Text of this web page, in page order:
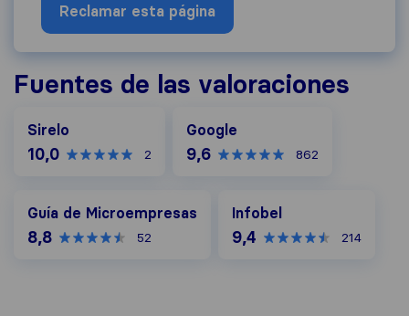
Reclamar esta página
Fuentes de las valoraciones
Sirelo
10,0 2
Google
9,6 862
Guía de Microempresas
8,8 52
Infobel
9,4 214